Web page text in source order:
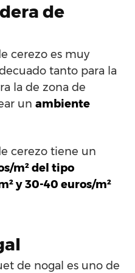
de
cerezo es muy
tanto para la
la de zona de
un ambiente
cerezo tiene un
m² del tipo
y 30-40 euros/m²
de nogal es uno de